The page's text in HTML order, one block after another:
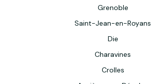
Grenoble
Saint-Jean-en-Royans
Die
Charavines
Crolles